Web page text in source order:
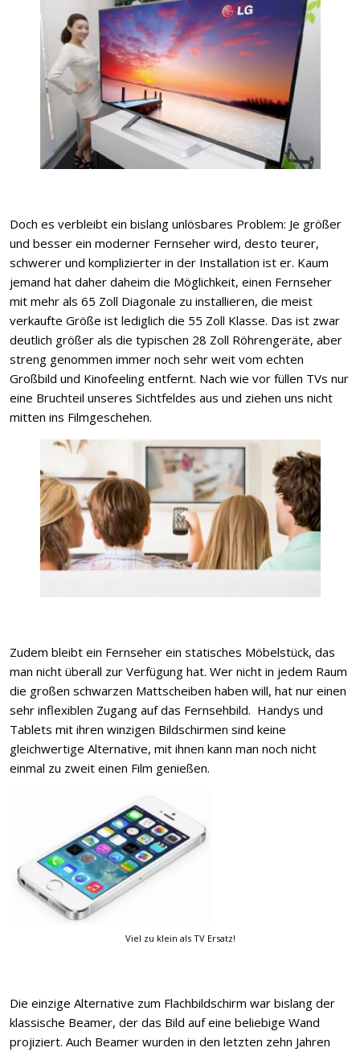
Doch es verbleibt ein bislang unlösbares Problem: Je größer
und besser ein moderner Fernseher wird, desto teurer,
schwerer und komplizierter in der Installation ist er. Kaum
jemand hat daher daheim die Möglichkeit, einen Fernseher
mit mehr als 65 Zoll Diagonale zu installieren, die meist
verkaufte Größe ist lediglich die 55 Zoll Klasse. Das ist zwar
deutlich größer als die typischen 28 Zoll Röhrengeräte, aber
streng genommen immer noch sehr weit vom echten
Großbild und Kinofeeling entfernt. Nach wie vor füllen TVs nur
eine Bruchteil unseres Sichtfeldes aus und ziehen uns nicht
mitten ins Filmgeschehen.
Zudem bleibt ein Fernseher ein statisches Möbelstück, das
man nicht überall zur Verfügung hat. Wer nicht in jedem Raum
die großen schwarzen Mattscheiben haben will, hat nur einen
sehr inflexiblen Zugang auf das Fernsehbild. Handys und
Tablets mit ihren winzigen Bildschirmen sind keine
gleichwertige Alternative, mit ihnen kann man noch nicht
einmal zu zweit einen Film genießen.
Viel zu klein als TV Ersatz!
Die einzige Alternative zum Flachbildschirm war bislang der
klassische Beamer, der das Bild auf eine beliebige Wand
projiziert. Auch Beamer wurden in den letzten zehn Jahren